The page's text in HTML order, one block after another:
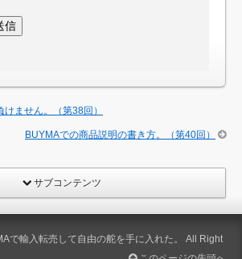
ません。（第38回）
BUYMAでの商品説明の書き方。（第40回）
サブコンテンツ
で輸入転売して自由の舵を手に入れた。
All Right